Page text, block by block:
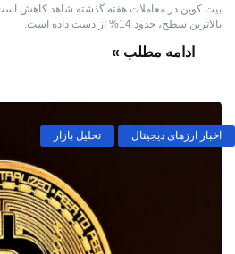
بالاترین سطح، حدود 14% از دست داده است.
ادامه مطلب »
اخبار ارزهای دیجیتال تحلیل بازار